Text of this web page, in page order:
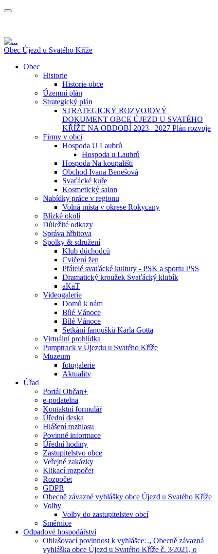
Obec Újezd u Svatého Kříže
Obec
Historie
Historie obce
Územní plán
Strategický plán
STRATEGICKÝ ROZVOJOVÝ
DOKUMENT OBCE ÚJEZD U SVATÉHO
KŘÍŽE NA OBDOBÍ 2023 –2027 Plán rozvoje
Firmy v obci
Hospoda U Laubrů
Hospoda u Laubrů
Hospoda Na koupališti
Obchod Ivana Benešová
Svaťácké kuře
Kosmetický salon
Nabídky práce v regionu
Volná místa v okrese Rokycany
Blízké okolí
Důležité odkazy
Správa hřbitova
Spolky & sdružení
Klub důchodců
Cvičení žen
Přátelé svaťácké kultury - PSK a sportu PSS
Dramatický kroužek Svaťácký klubík
aKaT
Videogalerie
Domů k nám
Bílé Vánoce
Bílé Vánoce
Setkání fanoušků Karla Gotta
Virtuální prohlídka
Pumptrack v Újezdu u Svatého Kříže
Muzeum
fotogalerie
Aktuality
Úřad
Portál Občan+
e-podatelna
Kontaktní formulář
Úřední deska
Hlášení rozhlasu
Povinné informace
Úřední hodiny
Zastupitelstvo obce
Veřejné zakázky
Klikací rozpočet
Rozpočet
GDPR
Obecně závazné vyhlášky obce Újezd u Svatého Kříže
Volby
Volby do zastupitelstev obcí
Směrnice
Odpadové hospodářství
Ohlašovací povinnost k vyhlášce: „ Obecně závazná
vyhláška obce Újezd u Svatého Kříže č. 3⁄2021, o